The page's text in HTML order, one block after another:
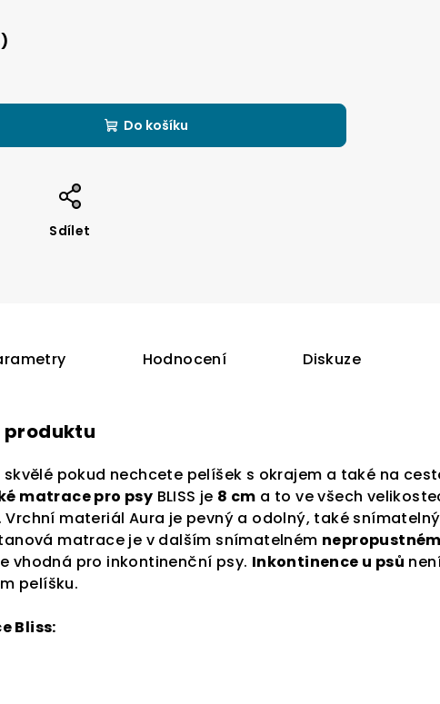
Do košíku
Sdílet
Hodnocení Diskuze
produktu
skvělé pokud nechcete pelíšek s okrajem a také na
matrace pro psy BLISS je 8 cm a to ve všech
materiál Aura je pevný a odolný, také
matrace je v dalším snímatelném
vhodná pro inkontinenční psy. Inkontinence u psů
pelíšku.
Bliss: